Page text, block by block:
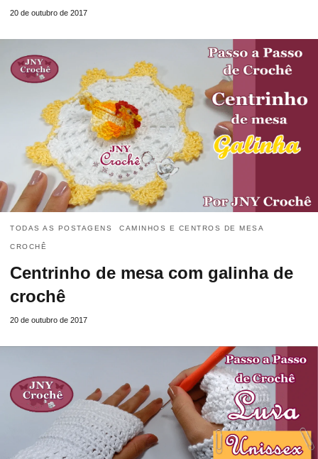
20 de outubro de 2017
TODAS AS POSTAGENS CAMINHOS E CENTROS DE MESA
CROCHÊ
Centrinho de mesa com galinha de
crochê
20 de outubro de 2017